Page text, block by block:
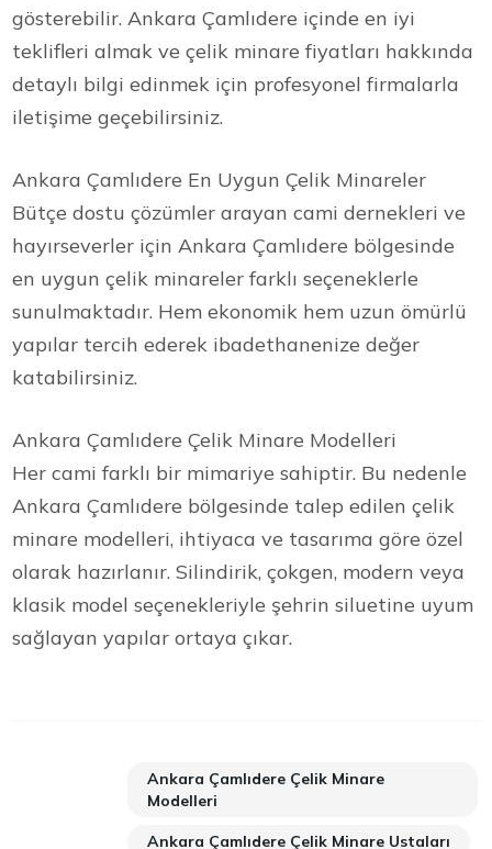
gösterebilir. Ankara Çamlıdere içinde en iyi
teklifleri almak ve çelik minare fiyatları hakkında
detaylı bilgi edinmek için profesyonel firmalarla
iletişime geçebilirsiniz.
Ankara Çamlıdere En Uygun Çelik Minareler
Bütçe dostu çözümler arayan cami dernekleri ve
hayırseverler için Ankara Çamlıdere bölgesinde
en uygun çelik minareler farklı seçeneklerle
sunulmaktadır. Hem ekonomik hem uzun ömürlü
yapılar tercih ederek ibadethanenize değer
katabilirsiniz.
Ankara Çamlıdere Çelik Minare Modelleri
Her cami farklı bir mimariye sahiptir. Bu nedenle
Ankara Çamlıdere bölgesinde talep edilen çelik
minare modelleri, ihtiyaca ve tasarıma göre özel
olarak hazırlanır. Silindirik, çokgen, modern veya
klasik model seçenekleriyle şehrin siluetine uyum
sağlayan yapılar ortaya çıkar.
Ankara Çamlıdere Çelik Minare
Modelleri
Ankara Çamlıdere Çelik Minare Ustaları